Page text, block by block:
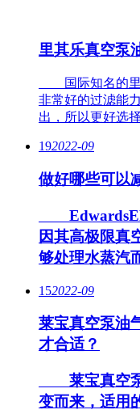
里其乐真空泵
国际知名的里
非常好的过滤能
出，所以更好选
192022-09
做好哪些可以
因其高极限真
够处理水蒸汽
152022-09
莱宝真空泵油
才合适？
莱宝真空泵
变而来，适用